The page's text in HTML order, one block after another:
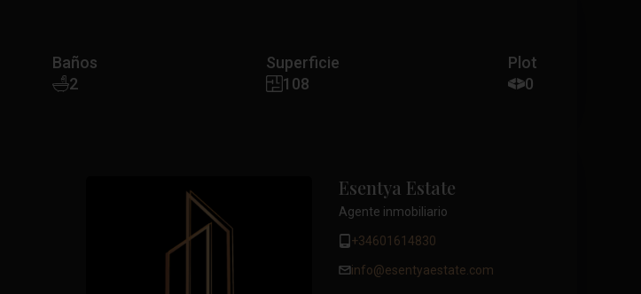
Baños
2
Superficie
108
Plot
0
Esentya Estate
Agente inmobiliario
+34601614830
info@esentyaestate.com